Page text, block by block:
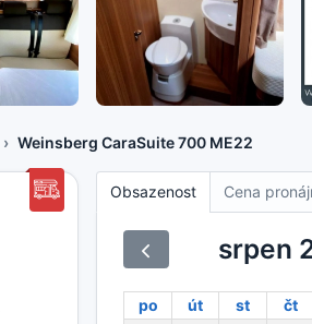
Weinsberg CaraSuite 700 ME22
Obsazenost Cena
srpen
po út st čt